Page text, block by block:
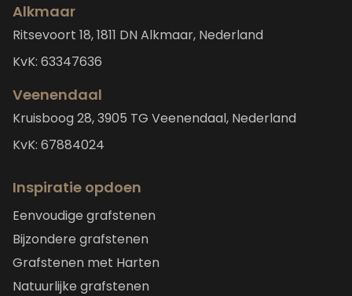
Alkmaar
Ritsevoort 18, 1811 DN Alkmaar, Nederland
KvK: 63347636
Veenendaal
Kruisboog 28, 3905 TG Veenendaal, Nederland
KvK: 67884024
Inspiratie opdoen
Eenvoudige grafstenen
Bijzondere grafstenen
Grafstenen met Harten
Natuurlijke grafstenen